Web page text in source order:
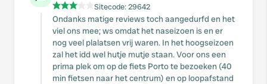
Sitecode:29642
Ondanks matige reviews toch aangedurfd en het
viel ons mee; ws omdat het naseizoen is en er
nog veel plalatsen vrij waren. In het hoogseizoen
zal het idd wel hutje mutje staan. Voor ons een
prima plek om op de fiets Porto te bezoeken (40
min fietsen naar het centrum) en op loopafstand